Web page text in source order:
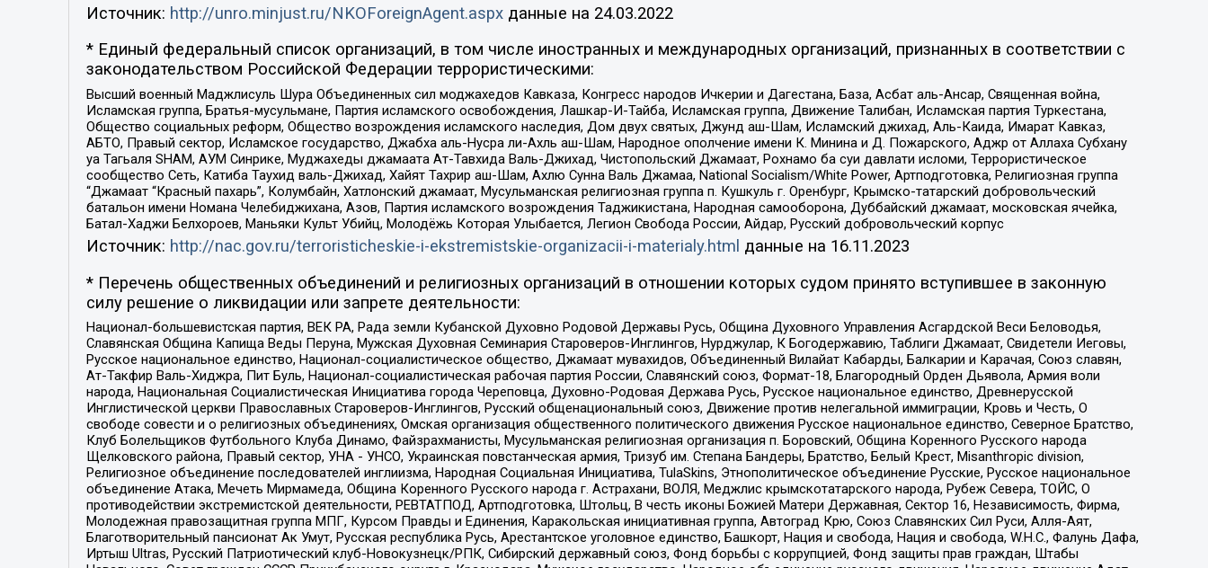
Источник: http://unro.minjust.ru/NKOForeignAgent.aspxданные на 24.03.2022
* Единый федеральный список организаций, в том числе иностранных и международных организаций, признанных в соответствии с
законодательством Российской Федерации террористическими:
Высший военный Маджлисуль Шура Объединенных сил моджахедов Кавказа, Конгресс народов Ичкерии и Дагестана, База, Асбат аль-Ансар, Священная война,
Исламская группа, Братья-мусульмане, Партия исламского освобождения, Лашкар-И-Тайба, Исламская группа, Движение Талибан, Исламская партия Туркестана,
Общество социальных реформ, Общество возрождения исламского наследия, Дом двух святых, Джунд аш-Шам, Исламский джихад, Аль-Каида, Имарат Кавказ,
АБТО, Правый сектор, Исламское государство, Джабха аль-Нусра ли-Ахль аш-Шам, Народное ополчение имени К. Минина и Д. Пожарского, Аджр от Аллаха Субхану
уа Тагьаля SHAM, АУМ Синрике, Муджахеды джамаата Ат-Тавхида Валь-Джихад, Чистопольский Джамаат, Рохнамо ба суи давлати исломи, Террористическое
сообщество Сеть, Катиба Таухид валь-Джихад, Хайят Тахрир аш-Шам, Ахлю Сунна Валь Джамаа, National Socialism/White Power, Артподготовка, Религиозная группа
“Джамаат “Красный пахарь”, Колумбайн, Хатлонский джамаат, Мусульманская религиозная группа п. Кушкуль г. Оренбург, Крымско-татарский добровольческий
батальон имени Номана Челебиджихана, Азов, Партия исламского возрождения Таджикистана, Народная самооборона, Дуббайский джамаат, московская ячейка,
Батал-Хаджи Белхороев, Маньяки Культ Убийц, Молодёжь Которая Улыбается, Легион Свобода России, Айдар, Русский добровольческий корпус
Источник: http://nac.gov.ru/terroristicheskie-i-ekstremistskie-organizacii-i-materialy.html данные на 16.11.2023
* Перечень общественных объединений и религиозных организаций в отношении которых судом принято вступившее в законную
силу решение о ликвидации или запрете деятельности:
Национал-большевистская партия, ВЕК РА, Рада земли Кубанской Духовно Родовой Державы Русь, Община Духовного Управления Асгардской Веси Беловодья,
Славянская Община Капища Веды Перуна, Мужская Духовная Семинария Староверов-Инглингов, Нурджулар, К Богодержавию, Таблиги Джамаат, Свидетели Иеговы,
Русское национальное единство, Национал-социалистическое общество, Джамаат мувахидов, Объединенный Вилайат Кабарды, Балкарии и Карачая, Союз славян,
Ат-Такфир Валь-Хиджра, Пит Буль, Национал-социалистическая рабочая партия России, Славянский союз, Формат-18, Благородный Орден Дьявола, Армия воли
народа, Национальная Социалистическая Инициатива города Череповца, Духовно-Родовая Держава Русь, Русское национальное единство, Древнерусской
Инглистической церкви Православных Староверов-Инглингов, Русский общенациональный союз, Движение против нелегальной иммиграции, Кровь и Честь, О
свободе совести и о религиозных объединениях, Омская организация общественного политического движения Русское национальное единство, Северное Братство,
Клуб Болельщиков Футбольного Клуба Динамо, Файзрахманисты, Мусульманская религиозная организация п. Боровский, Община Коренного Русского народа
Щелковского района, Правый сектор, УНА - УНСО, Украинская повстанческая армия, Тризуб им. Степана Бандеры, Братство, Белый Крест, Misanthropic division,
Религиозное объединение последователей инглиизма, Народная Социальная Инициатива, TulaSkins, Этнополитическое объединение Русские, Русское национальное
объединение Атака, Мечеть Мирмамеда, Община Коренного Русского народа г. Астрахани, ВОЛЯ, Меджлис крымскотатарского народа, Рубеж Севера, ТОЙС, О
противодействии экстремистской деятельности, РЕВТАТПОД, Артподготовка, Штольц, В честь иконы Божией Матери Державная, Сектор 16, Независимость, Фирма,
Молодежная правозащитная группа МПГ, Курсом Правды и Единения, Каракольская инициативная группа, Автоград Крю, Союз Славянских Сил Руси, Алля-Аят,
Благотворительный пансионат Ак Умут, Русская республика Русь, Арестантское уголовное единство, Башкорт, Нация и свобода, Нация и свобода, W.H.С., Фалунь Дафа,
Иртыш Ultras, Русский Патриотический клуб-Новокузнецк/РПК, Сибирский державный союз, Фонд борьбы с коррупцией, Фонд защиты прав граждан, Штабы